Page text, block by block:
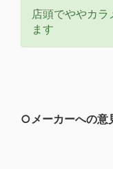
店頭でややカ
ます
○メーカーへの意